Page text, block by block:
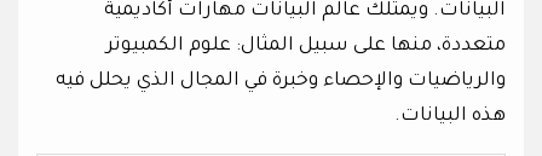
البيانات. ويمتلك عالم البيانات مهارات أكاديمية
متعددة، منها على سبيل المثال: علوم الكمبيوتر
والرياضيات والإحصاء وخبرة في المجال الذي يحلل فيه
هذه البيانات.